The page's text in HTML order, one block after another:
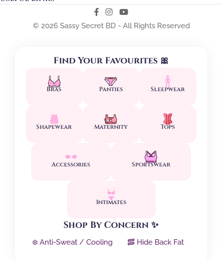
© 2026 Sassy Secret BD - All Rights Reserved
Find Your Favourites 🎀
Bras Panties Sleepwear
Shapewear Maternity Tops
Accessories Sportswear
Intimates
Shop By Concern ✨
❄️ Anti-Sweat / Cooling 🥓 Hide Back Fat